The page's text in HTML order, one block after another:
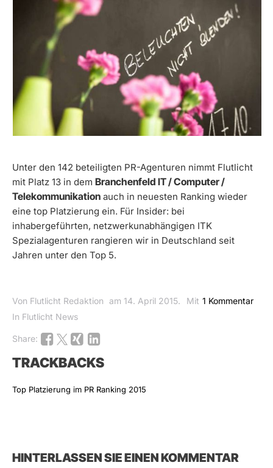
Unter den 142 beteiligten PR-Agenturen nimmt Flutlicht
mit Platz 13 in dem Branchenfeld IT / Computer /
Telekommunikation auch in neuesten Ranking wieder
eine top Platzierung ein. Für Insider: bei
inhabergeführten, netzwerkunabhängigen ITK
Spezialagenturen rangieren wir in Deutschland seit
Jahren unter den Top 5.
Von Flutlicht Redaktion am 14. April 2015. Mit 1 Kommentar
In Flutlicht News
Share:
TRACKBACKS
Top Platzierung im PR Ranking 2015
HINTERLASSEN SIE EINEN KOMMENTAR